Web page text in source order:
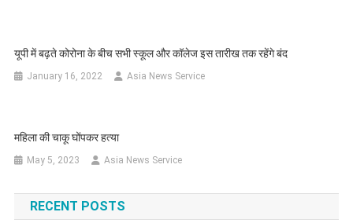
यूपी में बढ़ते कोरोना के बीच सभी स्कूल और कॉलेज इस तारीख तक रहेंगे बंद
January 16, 2022 Asia News Service
महिला की चाकू घोंपकर हत्या
May 5, 2023 Asia News Service
RECENT POSTS